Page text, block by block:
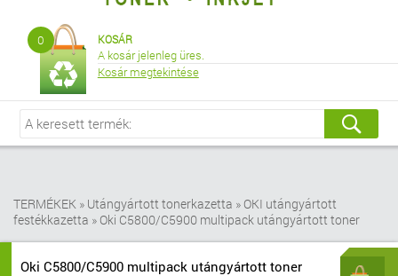
0 KOSÁR
A kosár jelenleg üres.
Kosár megtekintése
TERMÉKEK » Utángyártott tonerkazetta » OKI utángyártott
festékkazetta » Oki C5800/C5900 multipack utángyártott toner
Oki C5800/C5900 multipack utángyártott toner